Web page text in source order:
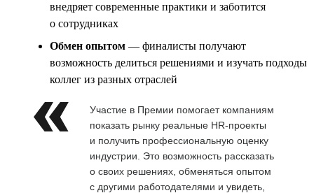
внедряет современные практики и заботится
о сотрудниках
Обмен опытом — финалисты получают
возможность делиться решениями и изучать подходы
коллег из разных отраслей
Участие в Премии помогает компаниям
показать рынку реальные HR-проекты
и получить профессиональную оценку
индустрии. Это возможность рассказать
о своих решениях, обменяться опытом
с другими работодателями и увидеть,